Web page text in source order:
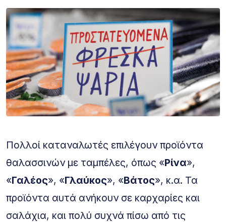
Πολλοί καταναλωτές επιλέγουν προϊόντα
θαλασσινών με ταμπέλες, όπως «Ρίνα»,
«Γαλέος», «Γλαύκος», «Βάτος», κ.α. Τα
προϊόντα αυτά ανήκουν σε καρχαρίες και
σαλάχια, και πολύ συχνά πίσω από τις